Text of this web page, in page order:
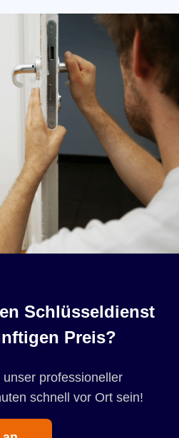
Schlüsseldienst
Preis?
professioneller
schnell vor Ort sein!